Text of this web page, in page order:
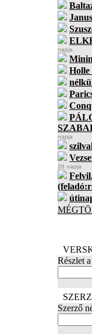
napja
Holle
napja
26 napja
Részlet
Szerző